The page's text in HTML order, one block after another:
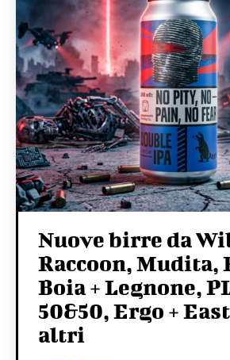
Nuove birre da
Raccoon, Mudita,
Boia + Legnone,
50&50, Ergo +
altri